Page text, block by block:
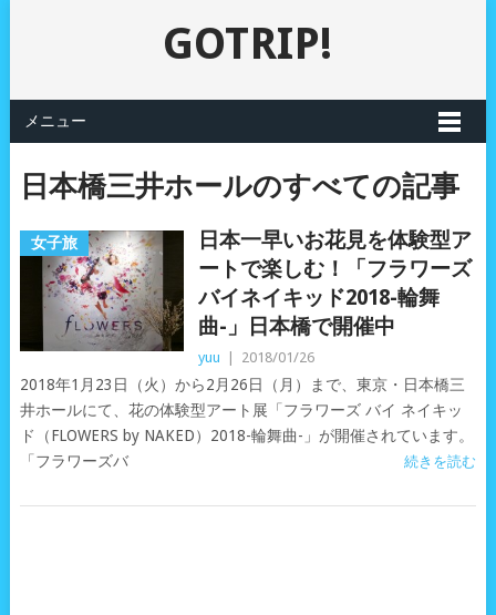
GOTRIP!
メニュー
日本橋三井ホールのすべての記事
女子旅
日本一早いお花見を体験型ア
ートで楽しむ！「フラワーズ
バイネイキッド2018-輪舞
曲-」日本橋で開催中
yuu 2018/01/26
2018年1月23日（火）から2月26日（月）まで、東京・日本橋三
井ホールにて、花の体験型アート展「フラワーズ バイ ネイキッ
ド（FLOWERS by NAKED）2018-輪舞曲-」が開催されています。
「フラワーズバ
続きを読む